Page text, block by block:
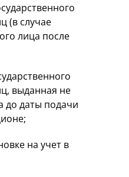
(в случае
лица после
выданная не
до даты подачи
на учет в